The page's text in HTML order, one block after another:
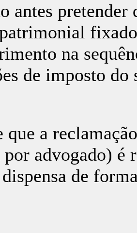
antes
na
de imposto
que a
por advogado) é
de